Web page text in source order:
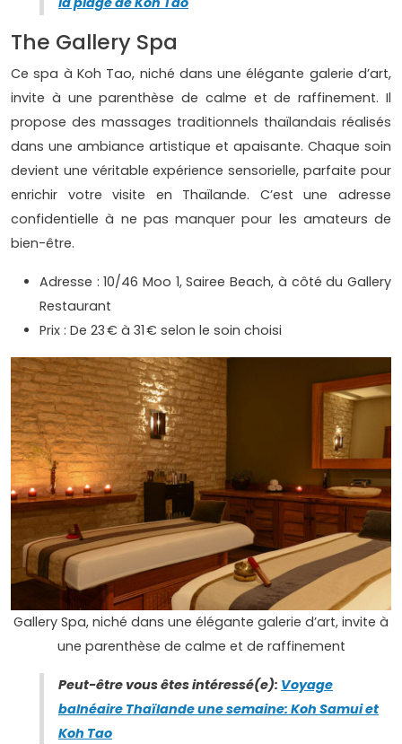
The Gallery Spa
Ce spa à Koh Tao, niché dans une élégante galerie d’art,
invite à une parenthèse de calme et de raffinement. Il
propose des massages traditionnels thaïlandais réalisés
dans une ambiance artistique et apaisante. Chaque soin
devient une véritable expérience sensorielle, parfaite pour
enrichir votre visite en Thaïlande. C’est une adresse
confidentielle à ne pas manquer pour les amateurs de
bien-être.
Adresse : 10/46 Moo 1, Sairee Beach, à côté du Gallery
Restaurant
Prix : De 23 € à 31 € selon le soin choisi
Gallery Spa, niché dans une élégante galerie d’art, invite à
une parenthèse de calme et de raffinement
Peut-être vous êtes intéressé(e): Voyage
balnéaire Thaïlande une semaine: Koh Samui et
Koh Tao